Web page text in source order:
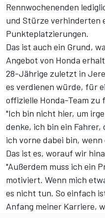
Rennwochenenden
und Stürze verhinderten
Punkteplatzierungen.
Das ist auch ein Grund,
Angebot von Honda
28-Jährige zuletzt in
es verdienen würde, für
offizielle Honda-Team zu
"Ich bin nicht hier, um
denke, ich bin ein
ich vorne dabei bin,
Das ist es, worauf wir
"Außerdem muss ich ein
motiviert. Wenn mich
es nicht tun. So einfach
Anfang meiner Karriere,